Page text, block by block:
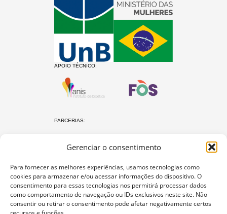
Gerenciar o consentimento
Para fornecer as melhores experiências, usamos tecnologias como
cookies para armazenar e/ou acessar informações do dispositivo. O
consentimento para essas tecnologias nos permitirá processar dados
como comportamento de navegação ou IDs exclusivos neste site. Não
consentir ou retirar o consentimento pode afetar negativamente certos
APOIO TÉCNICO:
PARCERIAS:
O protocolo Não é Não